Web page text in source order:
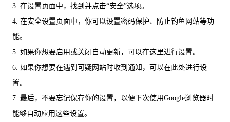
3. 在设置页面中，找到并点击“安全”选项。
4. 在安全设置页面中，你可以设置密码保护、防止钓鱼网站等功
能。
5. 如果你想要启用或关闭自动更新，可以在这里进行设置。
6. 如果你想要在遇到可疑网站时收到通知，可以在此处进行设
置。
7. 最后，不要忘记保存你的设置，以便下次使用Google浏览器时
能够自动应用这些设置。